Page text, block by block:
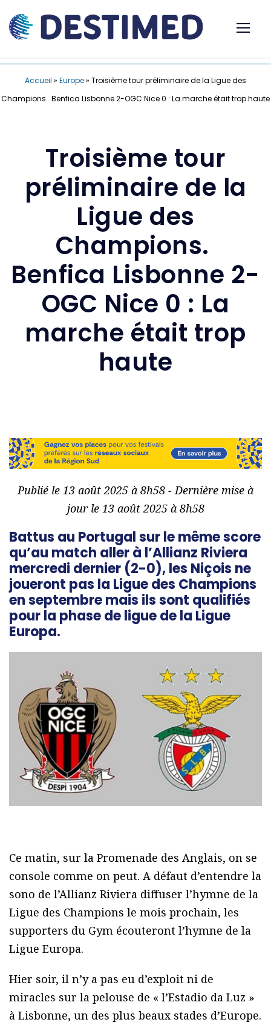
Accueil » Europe» Troisième tour préliminaire de la Ligue des
Champions. Benfica Lisbonne 2-OGC Nice 0 : La marche était trop haute
Troisième tour
préliminaire de la
Ligue des
Champions.
Benfica Lisbonne 2-
OGC Nice 0 : La
marche était trop
haute
Publié le 13 août 2025 à 8h58 - Dernière mise à
jour le 13 août 2025 à 8h58
Battus au Portugal sur le même score
qu’au match aller à l’Allianz Riviera
mercredi dernier (2-0), les Niçois ne
joueront pas la Ligue des Champions
en septembre mais ils sont qualifiés
pour la phase de ligue de la Ligue
Europa.
Ce matin, sur la Promenade des Anglais, on se
console comme on peut. A défaut d’entendre la
sono de l’Allianz Riviera diffuser l’hymne de la
Ligue des Champions le mois prochain, les
supporters du Gym écouteront l’hymne de la
Ligue Europa.
Hier soir, il n’y a pas eu d’exploit ni de
miracles sur la pelouse de « l’Estadio da Luz »
à Lisbonne, un des plus beaux stades d’Europe.